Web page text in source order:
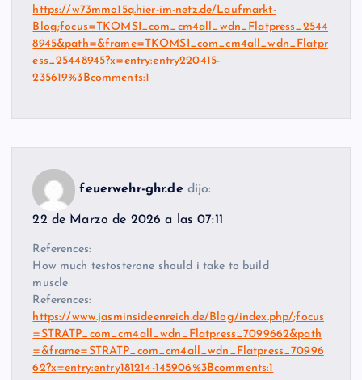
https://w73mmo15q.hier-im-netz.de/Laufmarkt-
Blog;focus=TKOMSI_com_cm4all_wdn_Flatpress_2544
8945&path=&frame=TKOMSI_com_cm4all_wdn_Flatpr
ess_25448945?x=entry:entry220415-
235619%3Bcomments:1
feuerwehr-ghr.de dijo:
22 de Marzo de 2026 a las 07:11
References:
How much testosterone should i take to build
muscle
References:
https://www.jasminsideenreich.de/Blog/index.php/;focus
=STRATP_com_cm4all_wdn_Flatpress_7099662&path
=&frame=STRATP_com_cm4all_wdn_Flatpress_70996
62?x=entry:entry181214-145906%3Bcomments:1